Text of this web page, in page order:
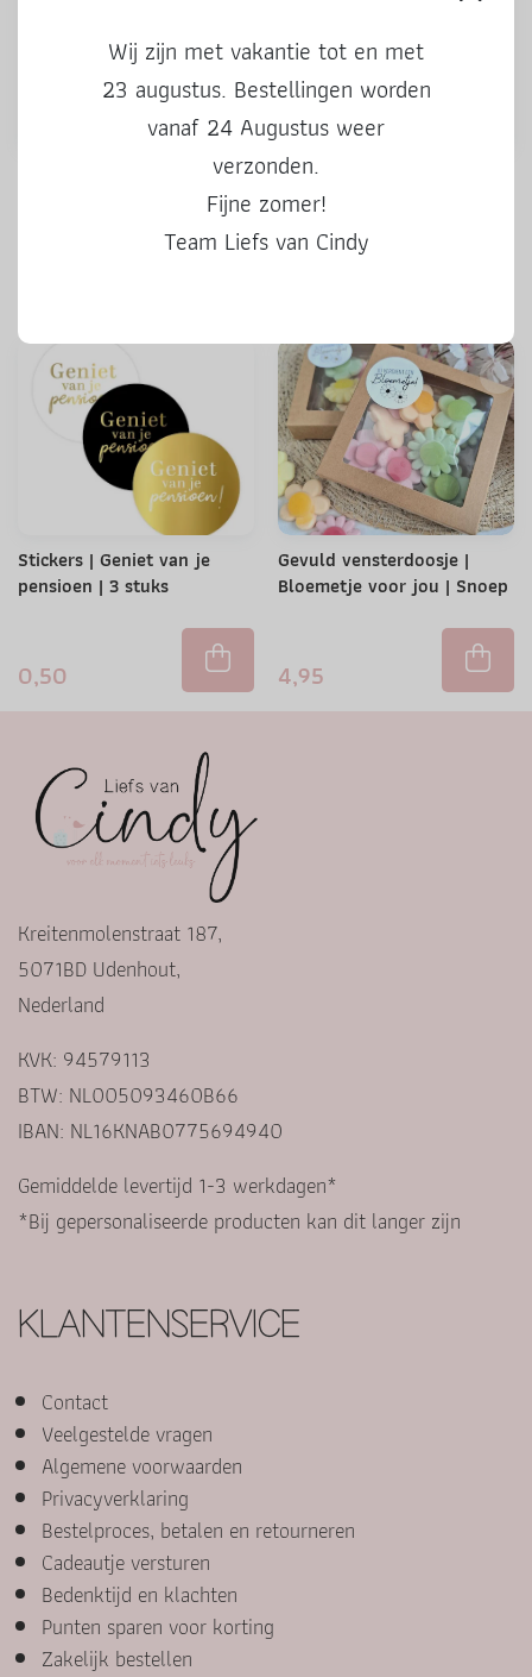
Stickers | Kado voor jou |
Stickers | 50 Hoera | 3 stuks
Stickers | Geniet van je
pensioen | 3 stuks
0,50
Gevuld vensterdoosje |
Bloemetje voor jou | Snoep
4,95
Wij zijn met vakantie tot en met
23 augustus. Bestellingen worden
vanaf 24 Augustus weer
verzonden.
Fijne zomer!
Team Liefs van Cindy
Kreitenmolenstraat 187,
5071BD Udenhout,
Nederland
KVK: 94579113
BTW: NL005093460B66
IBAN: NL16KNAB0775694940
Gemiddelde levertijd 1-3 werkdagen*
*Bij gepersonaliseerde producten kan dit langer zijn
KLANTENSERVICE
Contact
Veelgestelde vragen
Algemene voorwaarden
Privacyverklaring
Bestelproces, betalen en retourneren
Cadeautje versturen
Bedenktijd en klachten
Punten sparen voor korting
Zakelijk bestellen